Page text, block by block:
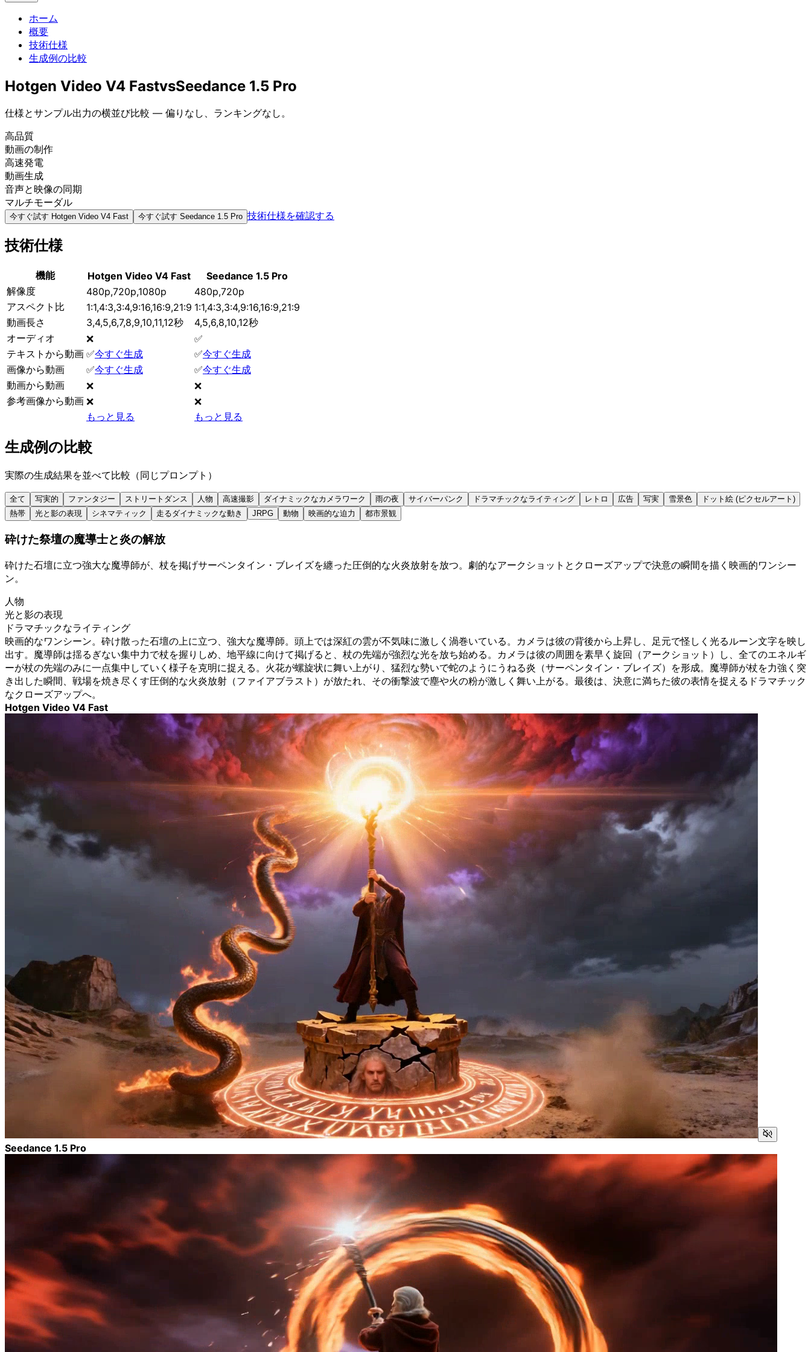
ホーム
概要
技術仕様
生成例の比較
Hotgen Video V4 FastvsSeedance 1.5 Pro
仕様とサンプル出力の横並び比較 — 偏りなし、ランキングなし。
高品質
動画の制作
高速発電
動画生成
音声と映像の同期
マルチモーダル
今すぐ試す Hotgen Video V4 Fast 今すぐ試す Seedance 1.5 Pro 技術仕様を確認する
技術仕様
機能 Hotgen Video V4 Fast
Seedance 1.5 Pro
解像度
480p,720p,1080p
480p,720p
アスペクト比
1:1,4:3,3:4,9:16,16:9,21:9 1:1,4:3,3:4,9:16,16:9,21:9
動画長さ
3,4,5,6,7,8,9,10,11,12秒
4,5,6,8,10,12秒
オーディオ
❌
✅
テキストから動画 ✅今すぐ生成 ✅今すぐ生成
画像から動画
✅今すぐ生成 ✅今すぐ生成
動画から動画
❌
❌
参考画像から動画 ❌
❌
もっと見る
もっと見る
生成例の比較
実際の生成結果を並べて比較（同じプロンプト）
全て 写実的 ファンタジー ストリートダンス 人物 高速撮影 ダイナミックなカメラワーク 雨の夜 サイバーパンク ドラマチックなライティング レトロ 広告 写実 雪景色
ドット絵 (ピクセルアート)
熱帯
光と影の表現 シネマティック 走るダイナミックな動き JRPG 動物 映画的な迫力 都市景観
砕けた祭壇の魔導士と炎の解放
砕けた石壇に立つ強大な魔導師が、杖を掲げサーペンタイン・ブレイズを纏った圧倒的な火炎放射を放つ。劇的なアークショットとクローズアップで決意の瞬間を描く映画的ワンシー
ン。
人物
光と影の表現
ドラマチックなライティング
映画的なワンシーン。砕け散った石壇の上に立つ、強大な魔導師。頭上では深紅の雲が不気味に激しく渦巻いている。カメラは彼の背後から上昇し、足元で怪しく光るルーン文字を映し
出す。魔導師は揺るぎない集中力で杖を握りしめ、地平線に向けて掲げると、杖の先端が強烈な光を放ち始める。カメラは彼の周囲を素早く旋回（アークショット）し、全てのエネルギ
ーが杖の先端のみに一点集中していく様子を克明に捉える。火花が螺旋状に舞い上がり、猛烈な勢いで蛇のようにうねる炎（サーペンタイン・ブレイズ）を形成。魔導師が杖を力強く突
き出した瞬間、戦場を焼き尽くす圧倒的な火炎放射（ファイアブラスト）が放たれ、その衝撃波で塵や火の粉が激しく舞い上がる。最後は、決意に満ちた彼の表情を捉えるドラマチック
なクローズアップへ。
Hotgen Video V4 Fast
Seedance 1.5 Pro